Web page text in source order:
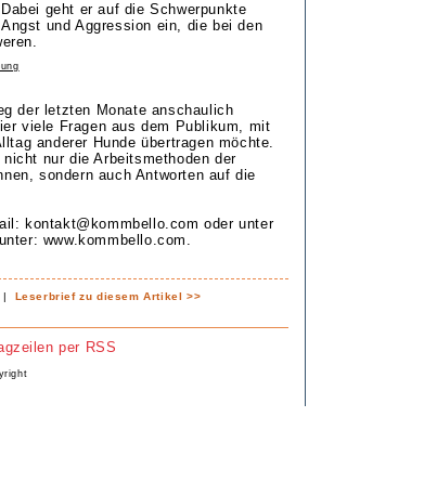
Dabei geht er auf die Schwerpunkte
Angst und Aggression ein, die bei den
der letzten Monate anschaulich
viele Fragen aus dem Publikum, mit
anderer Hunde übertragen möchte.
nur die Arbeitsmethoden der
sondern auch Antworten auf die
kontakt@kommbello.com oder unter
www.kommbello.com.
| Leserbrief zu diesem Artikel >>
per RSS